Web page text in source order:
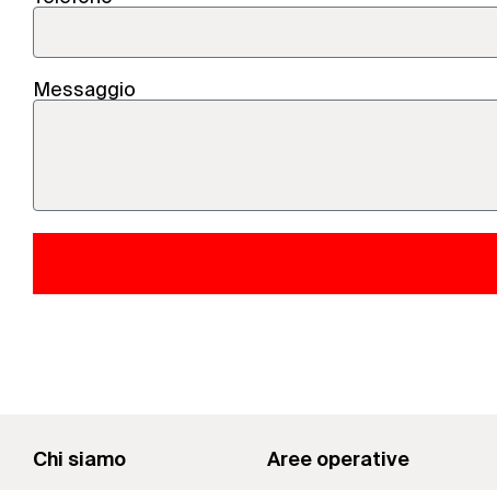
Messaggio
Chi siamo Aree operative